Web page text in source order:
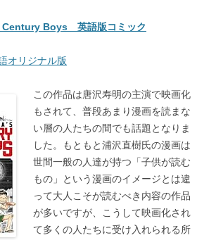
Boys 英語版コミック
オリジナル版
この作品は唐沢寿明の主演で映画化
もされて、普段あまり漫画を読まな
い層の人たちの間でも話題となりま
した。もともと浦沢直樹氏の漫画は
世間一般の人達が持つ「子供が読む
もの」という漫画のイメージとは違
って大人こそが読むべき内容の作品
が多いですが、こうして映画化され
て多くの人たちに受け入れられる所